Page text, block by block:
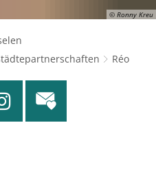
© Ronny Kreu
Réo